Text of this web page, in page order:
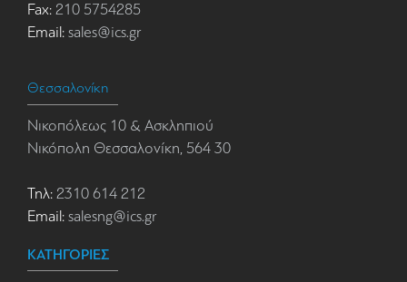
Fax: 210 5754285
Email: sales@ics.gr
Θεσσαλονίκη
Νικοπόλεως 10 & Ασκληπιού
Νικόπολη Θεσσαλονίκη, 564 30
Τηλ: 2310 614 212
Email: salesng@ics.gr
ΚΑΤΗΓΟΡΙΕΣ